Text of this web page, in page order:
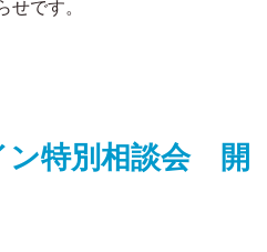
せです。
ン特別相談会 開